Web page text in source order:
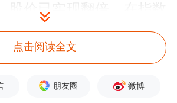
股价已实现翻倍，在指数
上涨。截至9月2日，寒武
数的权重已达到15.42%。
份指数的样本每季度调整
点击阅读全文
朋友圈 微博